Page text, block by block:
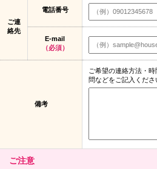
ご連
絡先
電話番号
E-mail
（必須）
備考
ご希望の連絡方法・
問などをご記入くださ
ご注意